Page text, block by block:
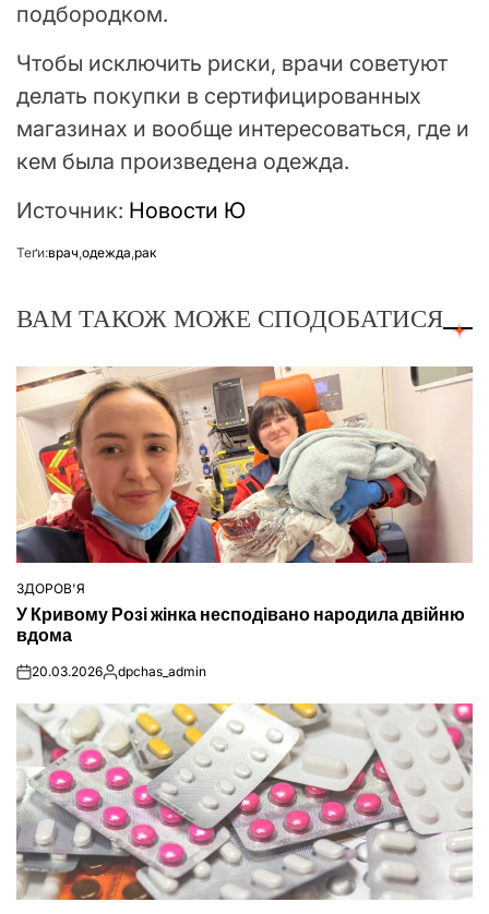
подбородком.
Чтобы исключить риски, врачи советуют
делать покупки в сертифицированных
магазинах и вообще интересоваться, где и
кем была произведена одежда.
Источник: Новости Ю
Теґи:врач,одежда,рак
ВАМ ТАКОЖ МОЖЕ СПОДОБАТИСЯ
ОПУБЛІКУВАТИ
У
ЗДОРОВ'Я
У Кривому Розі жінка несподівано народила двійню
вдома
on20.03.2026Опубліковано
dpchas_admin